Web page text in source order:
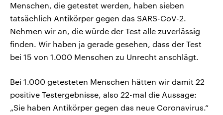
Menschen, die getestet werden, haben sieben
tatsächlich Antikörper gegen das SARS-CoV-2.
Nehmen wir an, die würde der Test alle zuverlässig
finden. Wir haben ja gerade gesehen, dass der Test
bei 15 von 1.000 Menschen zu Unrecht anschlägt.
Bei 1.000 getesteten Menschen hätten wir damit 22
positive Testergebnisse, also 22-mal die Aussage:
„Sie haben Antikörper gegen das neue Coronavirus.“